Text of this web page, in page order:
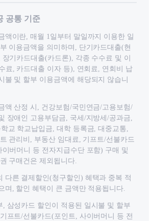
공통 기준
액이란, 매월 1일부터 말일까지 이용한 일
이용금액을 의미하며, 단기카드대출(현
장기카드대출(카드론), 각종 수수료 및 이
료, 카드대출 이자 등), 연회료, 연회비 납
불 및 할부 이용금액에 해당되지 않습니
액 산정 시, 건강보험/국민연금/고용보험/
장애인 고용부담금, 국세/지방세/공과금,
학교 학교납입금, 대학 등록금, 대중교통,
관리비, 부동산 임대료, 기프트/선불카드
이버머니 등 전자지급수단 포함) 구매 및
구매건은 제외됩니다.
다른 결제할인(청구할인) 혜택과 중복 적
며, 할인 혜택이 큰 금액만 적용됩니다.
, 삼성카드 할인이 적용된 일시불 및 할부
프트/선불카드(포인트, 사이버머니 등 전